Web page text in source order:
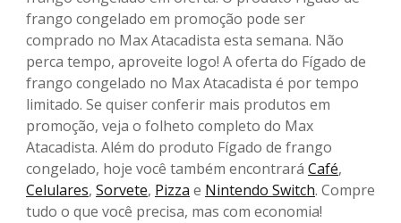
frango congelado em promoção pode ser
comprado no Max Atacadista esta semana. Não
perca tempo, aproveite logo! A oferta do Fígado de
frango congelado no Max Atacadista é por tempo
limitado. Se quiser conferir mais produtos em
promoção, veja o folheto completo do Max
Atacadista. Além do produto Fígado de frango
congelado, hoje você também encontrará Café,
Celulares, Sorvete, Pizza e Nintendo Switch. Compre
tudo o que você precisa, mas com economia!